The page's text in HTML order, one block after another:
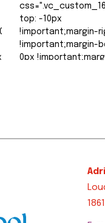
top: -10px
!important;margin-
!important;margin-
0px